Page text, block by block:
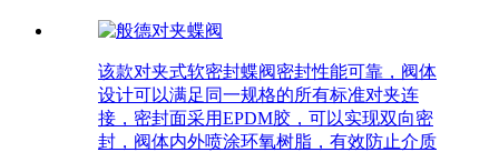
该款对夹式软密封蝶阀密封性能可靠，阀体
设计可以满足同一规格的所有标准对夹连
接，密封面采用EPDM胶，可以实现双向密
封，阀体内外喷涂环氧树脂，有效防止介质